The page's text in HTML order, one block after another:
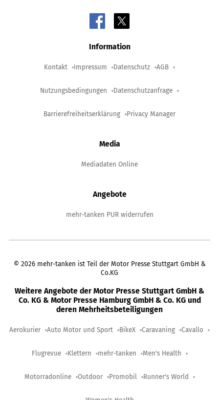
Information
Kontakt Impressum Datenschutz AGB
Nutzungsbedingungen Datenschutzanfrage
Barrierefreiheitserklärung Privacy Manager
Media
Mediadaten Online
Angebote
mehr-tanken PUR widerrufen
© 2026 mehr-tanken ist Teil der Motor Presse Stuttgart GmbH &
Co.KG
Weitere Angebote der Motor Presse Stuttgart GmbH &
Co. KG & Motor Presse Hamburg GmbH & Co. KG und
deren Mehrheitsbeteiligungen
Aerokurier Auto Motor und Sport BikeX Caravaning Cavallo
Flugrevue Klettern mehr-tanken Men's Health
Motorradonline Outdoor Promobil Runner's World